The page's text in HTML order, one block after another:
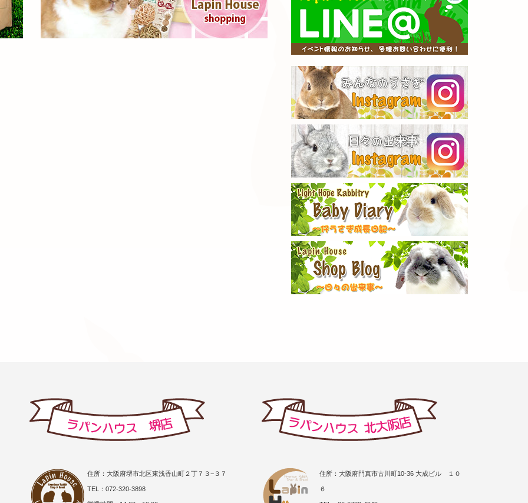
住所：大阪府堺市北区東浅香山町２丁７３−３７
TEL：072-320-3898
住所：大阪府門真市古川町10-36 大成ビル １０
６